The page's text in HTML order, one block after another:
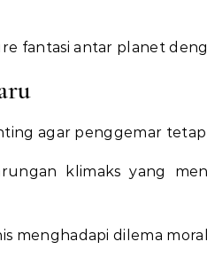
fantasi antar planet
agar penggemar
klimaks yang
menghadapi dilema